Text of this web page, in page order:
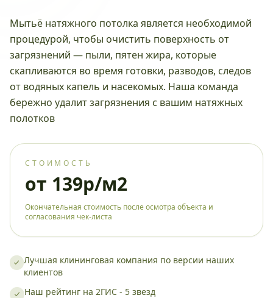
Мытьё натяжного потолка является необходимой
процедурой, чтобы очистить поверхность от
загрязнений — пыли, пятен жира, которые
скапливаются во время готовки, разводов, следов
от водяных капель и насекомых. Наша команда
бережно удалит загрязнения с вашим натяжных
полотков
СТОИМОСТЬ
от 139р/м2
Окончательная стоимость после осмотра объекта и
согласования чек-листа
Лучшая клининговая компания по версии наших
клиентов
Наш рейтинг на 2ГИС - 5 звезд